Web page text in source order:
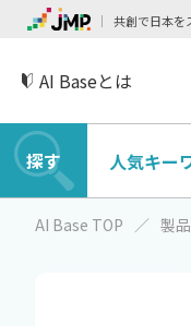
共創で日本を
AI Baseとは
探す 人気キー
AI Base TOP 製